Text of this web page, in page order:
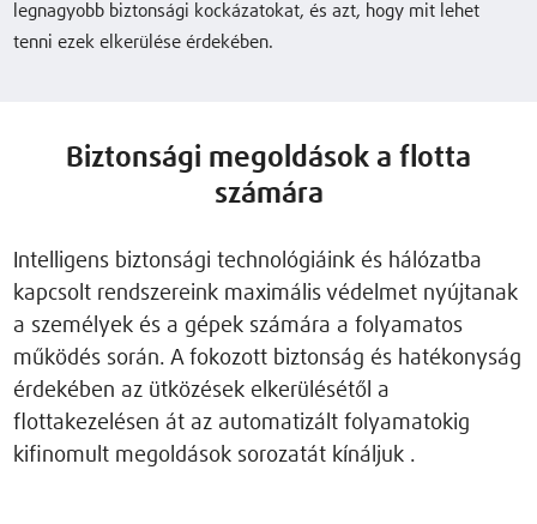
legnagyobb biztonsági kockázatokat, és azt, hogy mit lehet
tenni ezek elkerülése érdekében.
Biztonsági megoldások a flotta
számára
Intelligens biztonsági technológiáink és hálózatba
kapcsolt rendszereink maximális védelmet nyújtanak
a személyek és a gépek számára a folyamatos
működés során. A fokozott biztonság és hatékonyság
érdekében az ütközések elkerülésétől a
flottakezelésen át az automatizált folyamatokig
kifinomult megoldások sorozatát kínáljuk .